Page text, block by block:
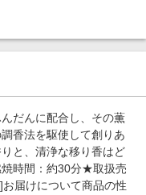
だんに配合し、その薫
香法を駆使して創りあ
と、清浄な移り香はど
時間：約30分★取扱売
届けについて商品の性